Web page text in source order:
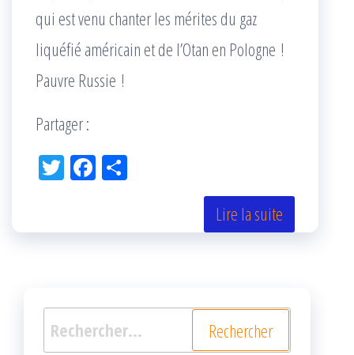
qui est venu chanter les mérites du gaz
liquéfié américain et de l’Otan en Pologne !
Pauvre Russie !
Partager :
Tw Fac
k r
Lire la suite
Rechercher :